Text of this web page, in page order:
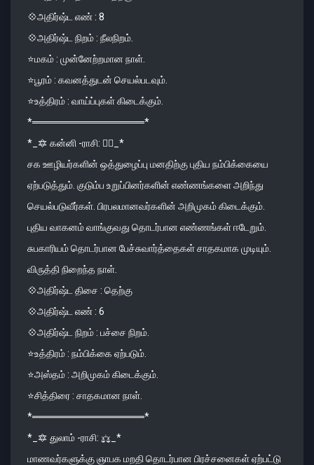
💠அதிர்ஷ்ட எண் : 8
💠அதிர்ஷ்ட நிறம் : நீலநிறம்.
⭐️மகம் : முன்னேற்றமான நாள்.
⭐️பூரம் : கவனத்துடன் செயல்படவும்.
⭐️உத்திரம் : வாய்ப்புகள் கிடைக்கும்.
*════════════════*
*_🔯 கன்னி -ராசி: 🧛‍♀️_*
சக ஊழியர்களின் ஒத்துழைப்பு மனதிற்கு புதிய நம்பிக்கையை
ஏற்படுத்தும். குடும்ப உறுப்பினர்களின் எண்ணங்களை அறிந்து
செயல்படுவீர்கள். பிரபலமானவர்களின் அறிமுகம் கிடைக்கும்.
புதிய வாகனம் வாங்குவது தொடர்பான எண்ணங்கள் ஈடேறும்.
சுபகாரியம் தொடர்பான பேச்சுவார்த்தைகள் சாதகமாக முடியும்.
விருத்தி நிறைந்த நாள்.
💠அதிர்ஷ்ட திசை : தெற்கு
💠அதிர்ஷ்ட எண் : 6
💠அதிர்ஷ்ட நிறம் : பச்சை நிறம்.
⭐️உத்திரம் : நம்பிக்கை ஏற்படும்.
⭐️அஸ்தம் : அறிமுகம் கிடைக்கும்.
⭐️சித்திரை : சாதகமான நாள்.
*════════════════*
*_🔯 துலாம் -ராசி: ⚖_*
மாணவர்களுக்கு ஞாபக மறதி தொடர்பான பிரச்சனைகள் ஏற்பட்டு